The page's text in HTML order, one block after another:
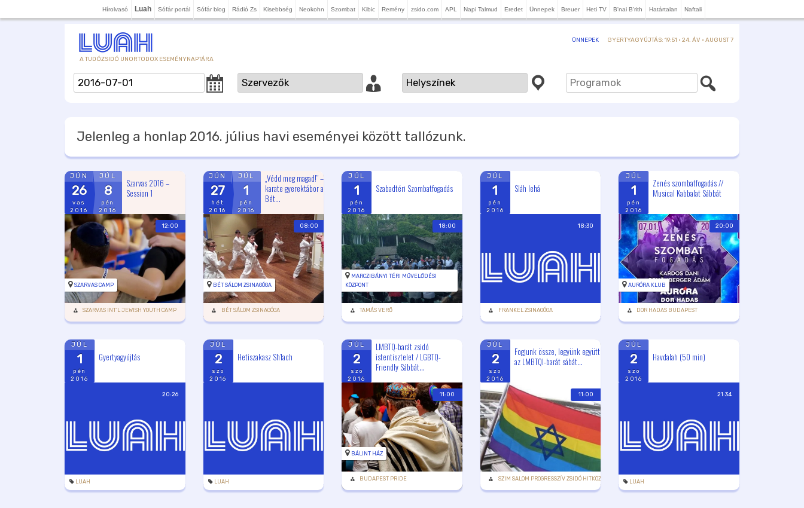
Hírolvasó Luah Sófár portál Sófár blog Rádió Zs Kisebbség Neokohn Szombat Kibic Remény zsido.com APL Napi Talmud Eredet Ünnepek Breuer Heti TV B'nai B'rith Határtalan Naftali
A TUDÓZSIDÓ UNORTODOX ESEMÉNYNAPTÁRA
ÜNNEPEK GYERTYAGYÚJTÁS: 19:51 · 24. ÁV · AUGUST 7
Jelenleg a honlap 2016. július havi eseményei között tallózunk.
JÚN
26
vas
2016
JÚL
8
pén
2016
Szarvas 2016 –
Session 1
12:00
SZARVAS CAMP
SZARVAS INT'L JEWISH YOUTH CAMP
JÚN
27
hét
2016
JÚL
1
pén
2016
„Védd meg magad!” –
karate gyerektábor a
Bét...
08:00
BÉT SÁLOM ZSINAGÓGA
BÉT SÁLOM ZSINAGÓGA
JÚL
1
pén
2016
Szabadtéri Szombatfogadás
18:00
MARCZIBÁNYI TÉRI MŰVELŐDÉSI
KÖZPONT
TAMÁS VERŐ
JÚL
1
pén
2016
Sláh lehá
18:30
FRANKEL ZSINAGÓGA
JÚL
1
pén
2016
Zenés szombatfogadás //
Musical Kabbalat Sábbát
20:00
AURÓRA KLUB
DOR HADAS BUDAPEST
JÚL
1
pén
2016
Gyertyagyújtás
20:26
LUAH
JÚL
2
szo
2016
Hetiszakasz Sh’lach
LUAH
JÚL
2
szo
2016
LMBTQ-barát zsidó
istentisztelet / LGBTQ-
Friendly Sábbát...
11:00
BÁLINT HÁZ
BUDAPEST PRIDE
JÚL
2
szo
2016
Fogjunk össze, legyünk együtt
az LMBTQI-barát sábát...
11:00
SZIM SALOM PROGRESSZÍV ZSIDÓ HITKÖZSÉG KÖZÖSSÉG ,
JÚL
2
szo
2016
Havdalah (50 min)
21:34
LUAH